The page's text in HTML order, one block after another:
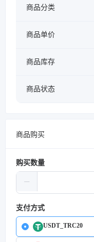
商品分类
商品单价
商品库存
商品状态
商品购买
购买数量
支付方式
USDT_TRC20